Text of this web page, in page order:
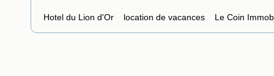
Hotel du Lion d'Or location de vacances Le Coin